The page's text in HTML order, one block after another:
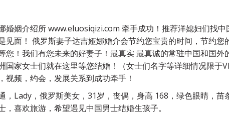
婚姻介绍所 www.eluosiqizi.com 牵手成功！推荐洋媳妇们找
见面！ 俄罗斯妻子达吉娅娜婚介会节约您宝贵的时间，节约
您！我们有您未来的好妻子！最真实 最真诚的常驻中国和国
国家女士们就在这里等您结婚！（女士们名字等详细情况限
视频，约会，发展关系到成功牵手！
，Lady，俄罗斯美女，31岁，丧偶，身高 168，绿色眼睛，
，喜欢旅游，希望遇见中国男士结婚生孩子。